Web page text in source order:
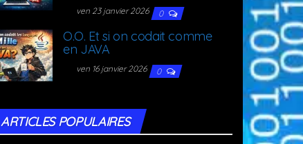
ven 23 janvier 2026 0
O.O. Et si on codait comme
en JAVA
ven 16 janvier 2026 0
ARTICLES POPU­LAIRES